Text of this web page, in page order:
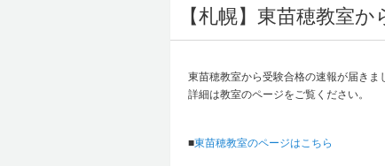
【札幌】東苗穂教室
東苗穂教室から受験合格の速報が届きま
詳細は教室のページをご覧ください。
■東苗穂教室のページはこちら